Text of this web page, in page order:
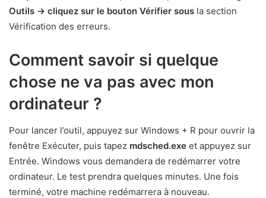
Outils -> cliquez sur le bouton Vérifier sous la section
Vérification des erreurs.
Comment savoir si quelque
chose ne va pas avec mon
ordinateur ?
Pour lancer l’outil, appuyez sur Windows + R pour ouvrir la
fenêtre Exécuter, puis tapez mdsched.exe et appuyez sur
Entrée. Windows vous demandera de redémarrer votre
ordinateur. Le test prendra quelques minutes. Une fois
terminé, votre machine redémarrera à nouveau.